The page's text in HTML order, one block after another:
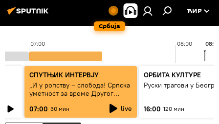
Србија
ЋИР
07:00 08:00 08:11
СПУТЊИК ИНТЕРВЈУ
„И у ропству – слобода! Српска
уметност за време Другог
07:00 30 мин live
ОРБИТА КУЛТУРЕ
Руски трагови у
16:00 120 мин